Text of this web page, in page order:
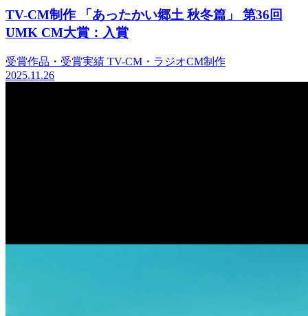
TV-CM制作 「あったかい郷土 秋冬篇」 第36回
UMK CM大賞：入賞
受賞作品・受賞実績 TV-CM・ラジオCM制作
2025.11.26